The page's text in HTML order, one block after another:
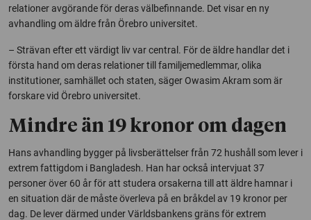
relationer avgörande för deras välbefinnande. Det visar en ny
avhandling om äldre från Örebro universitet.
– Strävan efter ett värdigt liv var central. För de äldre handlar det i
första hand om deras relationer till familjemedlemmar, olika
institutioner, samhället och staten, säger Owasim Akram som är
forskare vid Örebro universitet.
Mindre än 19 kronor om dagen
Hans avhandling bygger på livsberättelser från 72 hushåll som lever i
extrem fattigdom i Bangladesh. Han har också intervjuat 37
personer över 60 år för att studera orsakerna till att äldre hamnar i
en situation där de måste överleva på en bråkdel av 19 kronor per
dag. De lever därmed under Världsbankens gräns för extrem